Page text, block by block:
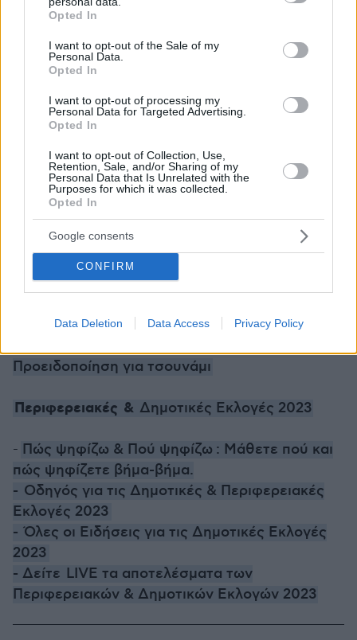
grant or deny consent to Google and its third-party tags to
use your data for below specified purposes in below Google
consent section.
Opted In
I want to opt-out of the Sale of my
Personal Data.
Opted In
I want to opt-out of processing my
Personal Data for Targeted Advertising.
Opted In
I want to opt-out of Collection, Use,
Retention, Sale, and/or Sharing of my
Personal Data that Is Unrelated with the
Purposes for which it was collected.
Opted In
Google consents
CONFIRM
Data Deletion Data Access Privacy Policy
ταμειακών μηχανών με τα POS, το μέτρο
την παραοικονομία.
Πηγή:newmoney.gr
«Ασπίδα» για το Πολεμικό Ναυτικό η φρεγάτα
«Κίμων» - Καθελκύστηκε στη Γαλλία η πρώτη
ελληνική Belharra
Οι αυτοδιοικητικές εκλογές σε αριθμούς:
Πόσες γυναίκες διεκδικούν τη δημαρχία...
Προειδοποίηση για τσουνάμι
Περιφερειακές & Δημοτικές Εκλογές 2023
- Πώς ψηφίζω & Πού ψηφίζω : Μάθετε πού και
πώς ψηφίζετε βήμα-βήμα.
- Οδηγός για τις Δημοτικές & Περιφερειακές
Εκλογές 2023
- Όλες οι Ειδήσεις για τις Δημοτικές Εκλογές
2023
- Δείτε LIVE τα αποτελέσματα των
Περιφερειακών & Δημοτικών Εκλογών 2023